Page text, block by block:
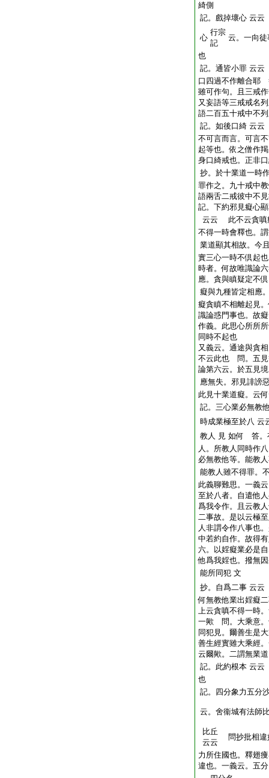
綺側
記。戲掉壞心 云云
心
行宗
記
云。一向
也
記。通皆小罪 云云
口四過不作離合耶
雖可作句。且三戒
又妄語等三戒戒名
語二百五十戒中不
記。如後口綺 云云
不可言而言。可言
起等也。依之僧作
身口綺戒也。正非
抄。於十業道一時
罪作之。九十戒中
語兩舌二戒彼中不
記。下約邪見癡心
云云
此不云貪嗔
不得一時會釋也。
業道顯其相故。今
實三心一時不倶起
時者。何故唯識論
應。貪與瞋疑定不
癡與九種皆定相應
癡貪瞋不相離起見
識論惑門事也。故
作義。此思心所所
同時不起也
又義云。通途與貪
不云此也 問。五見
論第六云。於五見
應無失。邪見誹謗
此見十業道癡。云
記。三心業必無教
時成業極至於八 云
教人 見 如何 答。
人。所教人同時作
必無教他等。能教
能教人雖不得罪。
此義聊難思。一義
至於八者。自遣他
爲我令作。且云教
二事故。是以云極
人非謂令作八事也
中若約自作。故得
六。以婬癡業必是
他爲我婬也。撥無
能所同犯 文
抄。自爲二事 云云
何無教他業出婬癡
上云貪嗔不得一時
一歟 問。大乘意。
同犯見。爾善生是
善生經實雖大乘經
云爾歟。二謂無業道
記。此約根本 云云
也
記。四分象力五分
云。舍衞城有法師
比丘
云云
問抄批相違
力所住國也。釋翅
違也。一義云。五